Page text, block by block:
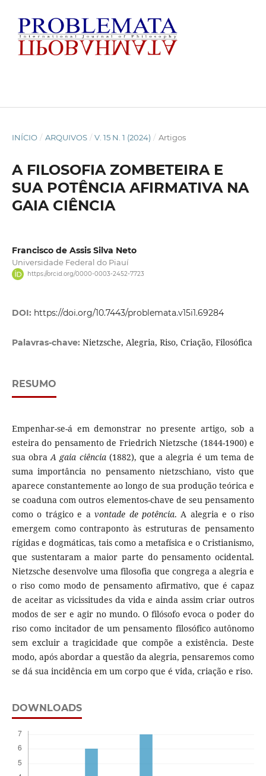
INÍCIO / ARQUIVOS / V. 15 N. 1 (2024) / Artigos
A FILOSOFIA ZOMBETEIRA E
SUA POTÊNCIA AFIRMATIVA NA
GAIA CIÊNCIA
Francisco de Assis Silva Neto
Universidade Federal do Piauí
https://orcid.org/0000-0003-2452-7723
DOI: https://doi.org/10.7443/problemata.v15i1.69284
Palavras-chave: Nietzsche, Alegria, Riso, Criação, Filosófica
RESUMO
Empenhar-se-á em demonstrar no presente artigo, sob a
esteira do pensamento de Friedrich Nietzsche (1844-1900) e
sua obraA gaia ciência(1882), que a alegria é um tema de
suma importância no pensamento nietzschiano, visto que
aparece constantemente ao longo de sua produção teórica e
se coaduna com outros elementos-chave de seu pensamento
como o trágico e avontade de potência. A alegria e o riso
emergem como contraponto às estruturas de pensamento
rígidas e dogmáticas, tais como a metafísica e o Cristianismo,
que sustentaram a maior parte do pensamento ocidental.
Nietzsche desenvolve uma filosofia que congrega a alegria e
o riso como modo de pensamento afirmativo, que é capaz
de aceitar as vicissitudes da vida e ainda assim criar outros
modos de ser e agir no mundo. O filósofo evoca o poder do
riso como incitador de um pensamento filosófico autônomo
sem excluir a tragicidade que compõe a existência. Deste
modo, após abordar a questão da alegria, pensaremos como
se dá sua incidência em um corpo que é vida, criação e riso.
DOWNLOADS